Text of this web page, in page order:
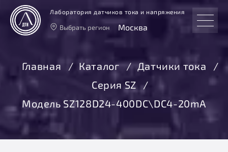
Лаборатория датчиков тока и напряжения
Выбрать регион Москва
Москва
Санкт-Петербург
Екатеринбург
Главная Каталог
Датчики тока
Серия SZ
Модель SZ128D24-400DC\DC4-20mA